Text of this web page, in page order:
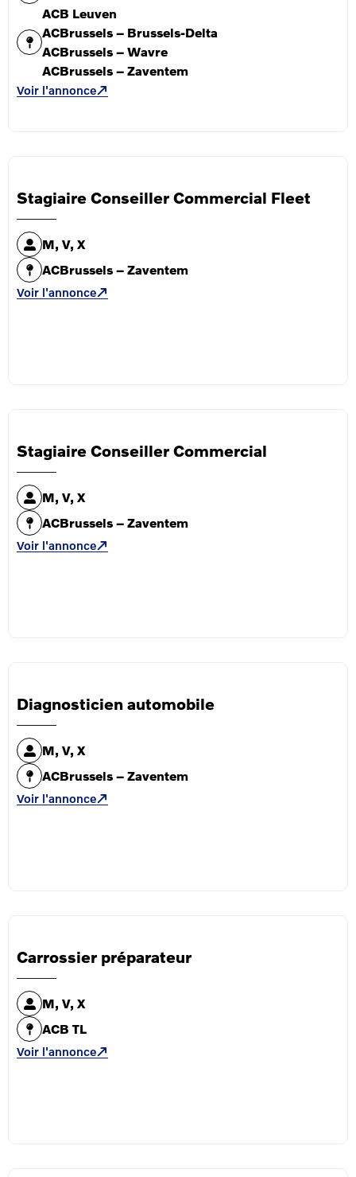
ACB Leuven
ACBrussels – Brussels-Delta
ACBrussels – Wavre
ACBrussels – Zaventem
Voir l'annonce
Stagiaire Conseiller Commercial Fleet
M, V, X
ACBrussels – Zaventem
Voir l'annonce
Stagiaire Conseiller Commercial
M, V, X
ACBrussels – Zaventem
Voir l'annonce
Diagnosticien automobile
M, V, X
ACBrussels – Zaventem
Voir l'annonce
Carrossier préparateur
M, V, X
ACB TL
Voir l'annonce